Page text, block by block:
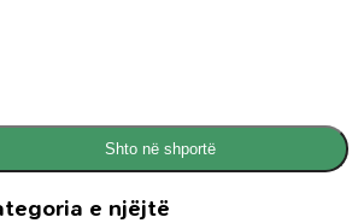
Shto në shportë
e njëjtë